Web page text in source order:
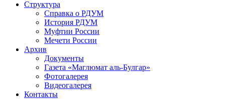
Структура
Справка о РДУМ
История РДУМ
Муфтии России
Мечети России
Архив
Документы
Газета «Маглюмат аль-Булгар»
Фотогалерея
Видеогалерея
Контакты